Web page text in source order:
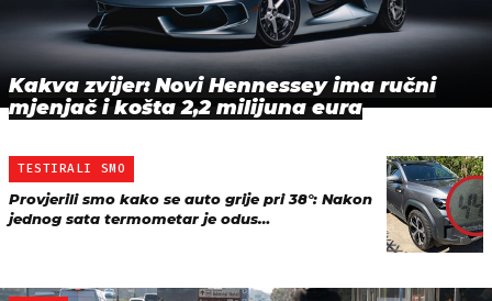
Kakva zvijer: Novi Hennessey ima ručni
mjenjač i košta 2,2 milijuna eura
TESTIRALI SMO
Provjerili smo kako se auto grije pri 38°: Nakon
jednog sata termometar je odus…